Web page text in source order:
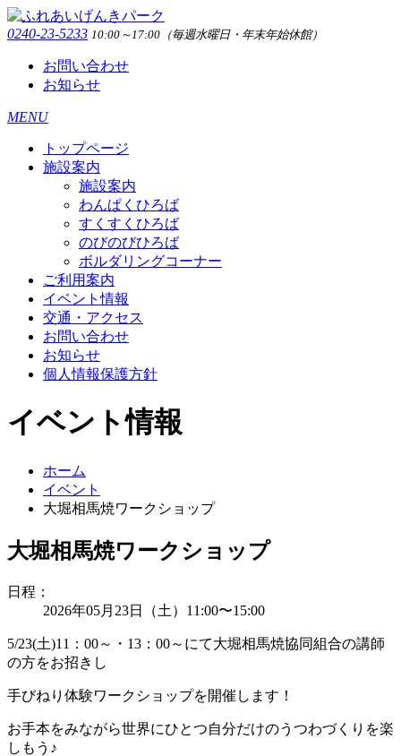
0240-23-5233 10:00～17:00（毎週水曜日・年末年始休館）
お問い合わせ
お知らせ
MENU
トップページ
施設案内
施設案内
わんぱくひろば
すくすくひろば
のびのびひろば
ボルダリングコーナー
ご利用案内
イベント情報
交通・アクセス
お問い合わせ
お知らせ
個人情報保護方針
イベント情報
ホーム
イベント
大堀相馬焼ワークショップ
大堀相馬焼ワークショップ
日程：
2026年05月23日（土）11:00〜15:00
5/23(土)11：00～・13：00～にて大堀相馬焼協同組合の講師
の方をお招きし
手びねり体験ワークショップを開催します！
お手本をみながら世界にひとつ自分だけのうつわづくりを楽
しもう♪